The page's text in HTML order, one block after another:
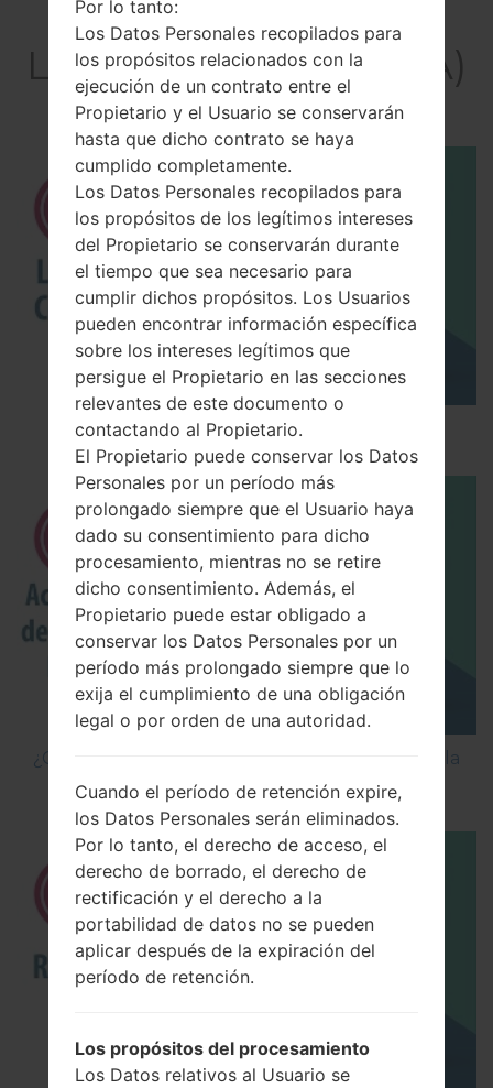
El vídeo
LGF500LA(LGF500LA)
akaLG G4 LTE-A
Los 5 principales Códigos Secretos para LG!
¿Cómo Activar las Opciones de Desarrollador y la
Depuración USB en LG?
Por lo tanto:
Los Datos Personales recopilados para
los propósitos relacionados con la
ejecución de un contrato entre el
Propietario y el Usuario se conservarán
hasta que dicho contrato se haya
cumplido completamente.
Los Datos Personales recopilados para
los propósitos de los legítimos intereses
del Propietario se conservarán durante
el tiempo que sea necesario para
cumplir dichos propósitos. Los Usuarios
pueden encontrar información específica
sobre los intereses legítimos que
persigue el Propietario en las secciones
relevantes de este documento o
contactando al Propietario.
El Propietario puede conservar los Datos
Personales por un período más
prolongado siempre que el Usuario haya
dado su consentimiento para dicho
procesamiento, mientras no se retire
dicho consentimiento. Además, el
Propietario puede estar obligado a
conservar los Datos Personales por un
período más prolongado siempre que lo
exija el cumplimiento de una obligación
legal o por orden de una autoridad.
Cuando el período de retención expire,
los Datos Personales serán eliminados.
Por lo tanto, el derecho de acceso, el
derecho de borrado, el derecho de
rectificación y el derecho a la
portabilidad de datos no se pueden
aplicar después de la expiración del
período de retención.
Los propósitos del procesamiento
Los Datos relativos al Usuario se